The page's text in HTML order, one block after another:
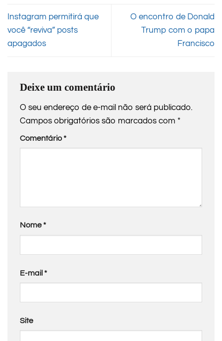
Instagram permitirá que
você “reviva” posts
apagados
O encontro de Donald
Trump com o papa
Francisco
Deixe um comentário
O seu endereço de e-mail não será publicado.
Campos obrigatórios são marcados com *
Comentário*
Nome*
E-mail*
Site